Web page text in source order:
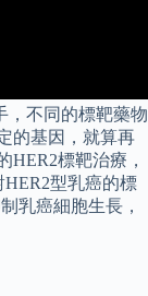
，不同的標靶藥物
的基因，就算再
HER2標靶治療，
型乳癌的標
乳癌細胞生長，